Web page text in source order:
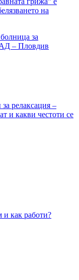
на
релаксация –
и какви честоти се
как работи?